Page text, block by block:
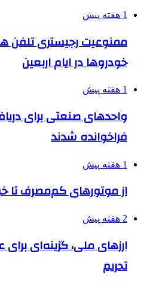
1 هفته پیش
ممنوعیت رجیستری تلفن
خودروها در ایام اربعین
1 هفته پیش
واحدهای صنعتی برای
فراخوانده شدند
1 هفته پیش
از موتورهای کم‌مصرف تا
2 هفته پیش
ارزهای ملی، گزینه‌ای
تحریم